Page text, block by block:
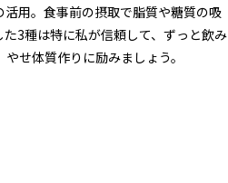
用。食事前の摂取で脂質や糖質の吸
3種は特に私が信頼して、ずっと飲み
せ体質作りに励みましょう。